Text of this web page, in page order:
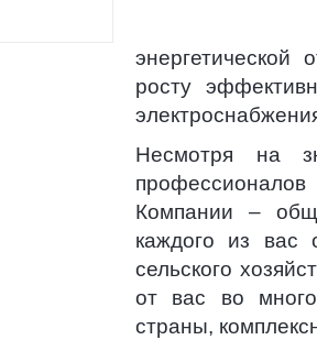
энергетической
росту
Несмотря на
Компании –
каждого из вас
сельского
от вас во
страны,